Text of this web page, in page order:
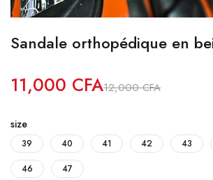
Sandale orthopédique en
12,000CFA
11,000 CFA
size
39 40 41 42 43
46
47